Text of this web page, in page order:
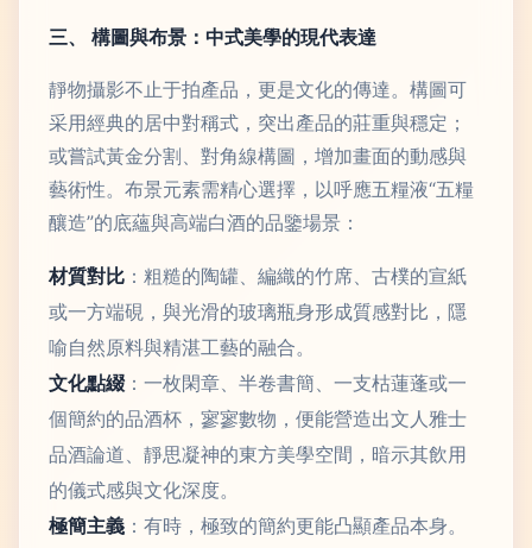
三、 構圖與布景：中式美學的現代表達
靜物攝影不止于拍產品，更是文化的傳達。構圖可
采用經典的居中對稱式，突出產品的莊重與穩定；
或嘗試黃金分割、對角線構圖，增加畫面的動感與
藝術性。布景元素需精心選擇，以呼應五糧液“五糧
釀造”的底蘊與高端白酒的品鑒場景：
材質對比 ：粗糙的陶罐、編織的竹席、古樸的宣紙
或一方端硯，與光滑的玻璃瓶身形成質感對比，隱
喻自然原料與精湛工藝的融合。
文化點綴：一枚閑章、半卷書簡、一支枯蓮蓬或一
個簡約的品酒杯，寥寥數物，便能營造出文人雅士
品酒論道、靜思凝神的東方美學空間，暗示其飲用
的儀式感與文化深度。
極簡主義 ：有時，極致的簡約更能凸顯產品本身。